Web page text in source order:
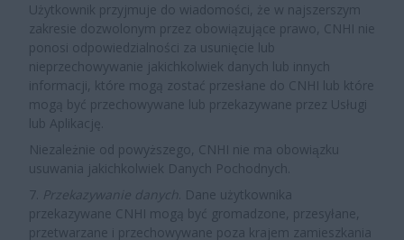
Użytkownik przyjmuje do wiadomości, że w najszerszym
zakresie dozwolonym przez obowiązujące prawo, CNHI nie
ponosi odpowiedzialności za usunięcie lub
nieprzechowywanie jakichkolwiek danych lub innych
informacji, które mogą zostać przesłane do CNHI lub które
mogą być przechowywane lub przekazywane przez Usługi
lub Aplikację.
Niezależnie od powyższego, CNHI nie ma obowiązku
usuwania jakichkolwiek Danych Pochodnych.
7. Przekazywanie danych . Dane użytkownika
przekazywane CNHI mogą być gromadzone, przesyłane,
przetwarzane i przechowywane poza krajem zamieszkania